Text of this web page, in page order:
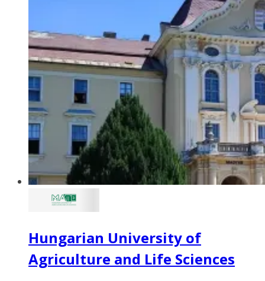
Hungarian University of
Agriculture and Life Sciences